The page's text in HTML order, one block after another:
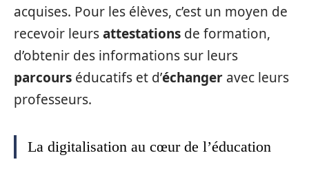
acquises. Pour les élèves, c’est un moyen de
recevoir leursattestations de formation,
d’obtenir des informations sur leurs
parcours éducatifs et d’échanger avec leurs
professeurs.
La digitalisation au cœur de l’éducation